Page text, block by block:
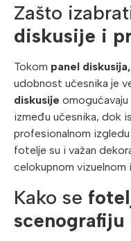
Zašto
diskusije i
Tokom panel
udobnost učesnika je
diskusije
između učesnika, dok
profesionalnom
fotelje su i važan
celokupnom
Kako se
scenografiju